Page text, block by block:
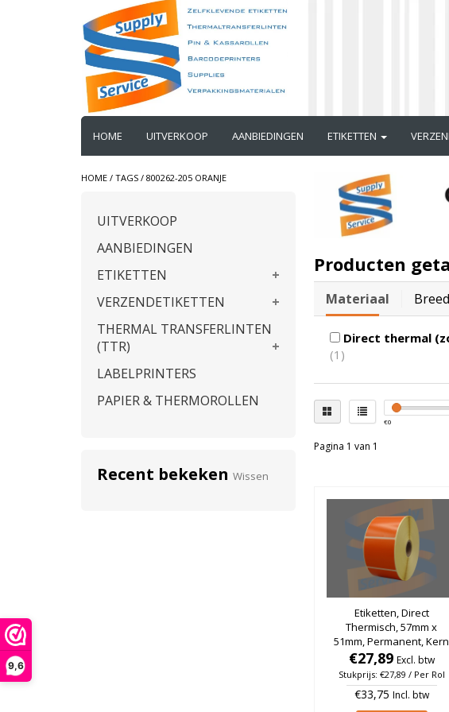
9,6
HOME UITVERKOOP AANBIEDINGEN ETIKETTEN
HOME / TAGS / 800262-205 ORANJE
UITVERKOOP
AANBIEDINGEN
ETIKETTEN
VERZENDETIKETTEN
THERMAL TRANSFERLINTEN
(TTR)
LABELPRINTERS
PAPIER & THERMOROLLEN
Recent bekeken Wissen
Producten
Materiaal
Direct thermal
(1)
€0
Pagina 1 van 1
Etiketten, Direct
Thermisch, 57mm x
51mm, Permanent, Kern
25mm, Oranje, rol à 1.370
stuks
€27,89 Excl. btw
Stukprijs: €27,89 / Per Rol
€33,75 Incl. btw